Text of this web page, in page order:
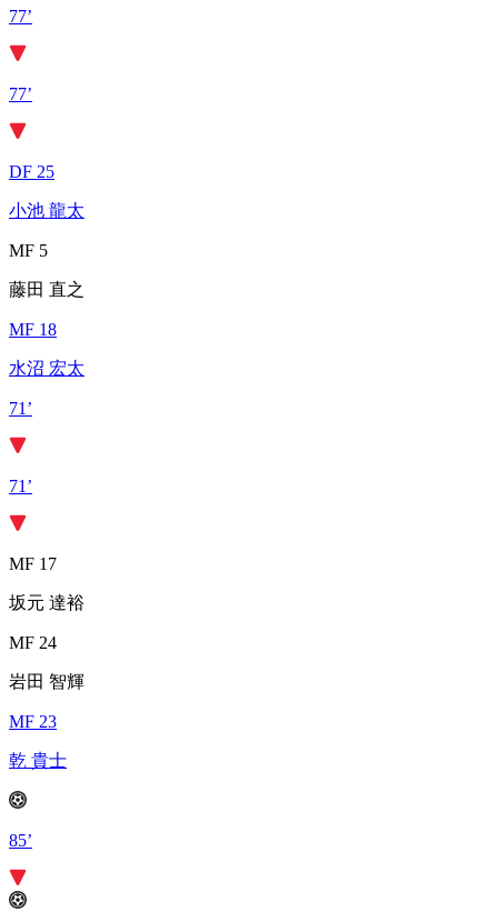
77’
77’
DF 25
小池 龍太
MF 5
藤田 直之
MF 18
水沼 宏太
71’
71’
MF 17
坂元 達裕
MF 24
岩田 智輝
MF 23
乾 貴士
85’